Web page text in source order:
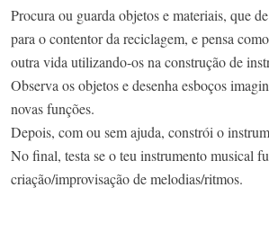
Procura ou guarda objetos e materiais, que
para o contentor da reciclagem, e pensa
outra vida utilizando-os na construção de
Observa os objetos e desenha esboços
novas funções.
Depois, com ou sem ajuda, constrói o
No final, testa se o teu instrumento musical
criação/improvisação de melodias/ritmos.